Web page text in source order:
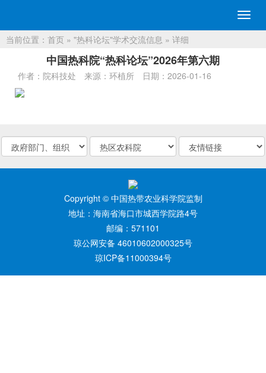
切
换
当前位置： 首页 » "热科论坛"学术交流信息 » 详细
中国热科院“热科论坛”2026年第六期
作者：院科技处 来源：环植所 日期：2026-01-16
Copyright © 中国热带农业科学院监制
地址：海南省海口市城西学院路4号
邮编：571101
琼公网安备 46010602000325号
琼ICP备11000394号